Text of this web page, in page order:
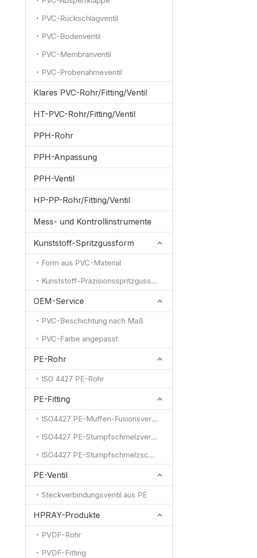
PVC-Rückschlagventil
PVC-Bodenventil
PVC-Membranventil
PVC-Probenahmeventil
Klares PVC-Rohr/Fitting/Ventil
HT-PVC-Rohr/Fitting/Ventil
PPH-Rohr
PPH-Anpassung
PPH-Ventil
HP-PP-Rohr/Fitting/Ventil
Mess- und Kontrollinstrumente
Kunststoff-Spritzgussform
Form aus PVC-Material
Kunststoff-Präzisionsspritzgussform
OEM-Service
PVC-Beschichtung nach Maß
PVC-Farbe angepasst
PE-Rohr
ISO 4427 PE-Rohr
PE-Fitting
ISO4427 PE-Muffen-Fusionsverschraubung
ISO4427 PE-Stumpfschmelzverbindung
ISO4427 PE-Stumpfschmelzschweißfitting
PE-Ventil
Steckverbindungsventil aus PE
HPRAY-Produkte
PVDF-Rohr
PVDF-Fitting